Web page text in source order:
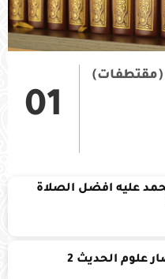
(مقتطفات)
01
عليه افضل الصلاة
علوم الحديث 2